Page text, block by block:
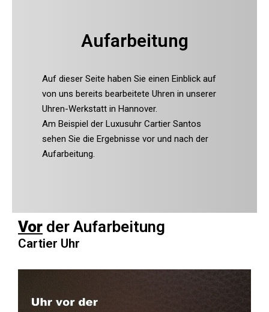
Aufarbeitung
Auf dieser Seite haben Sie einen Einblick auf
von uns bereits bearbeitete Uhren in unserer
Uhren-Werkstatt in Hannover.
Am Beispiel der Luxusuhr Cartier Santos
sehen Sie die Ergebnisse vor und nach der
Aufarbeitung.
Vor der Aufarbeitung
Cartier Uhr